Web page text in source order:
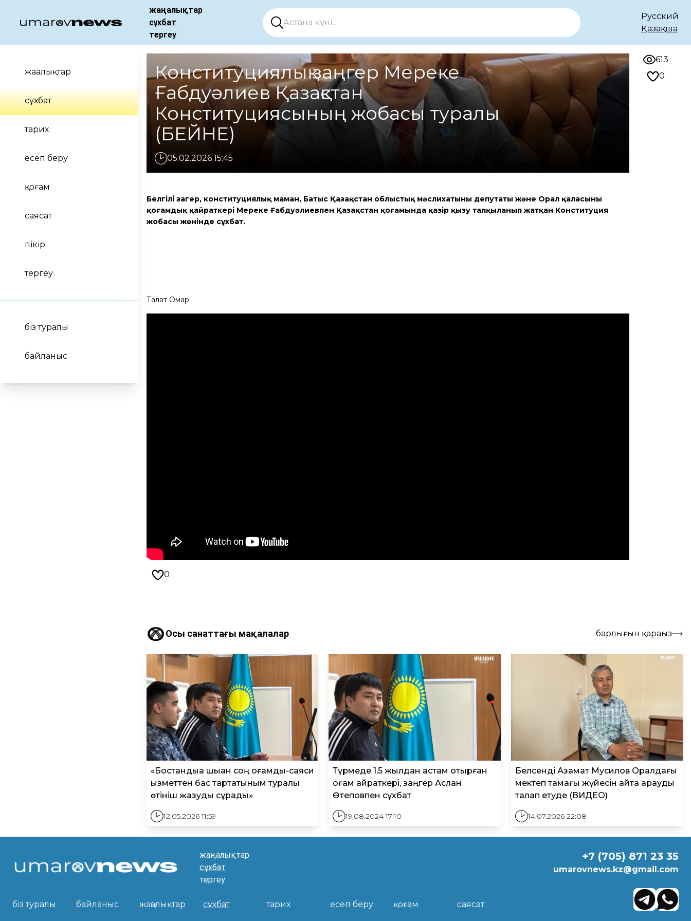
жаңалықтар
сұхбат
тергеу
Русский
Қазақша
жаңалықтар
сұхбат
тарих
есеп беру
қоғам
саясат
пікір
тергеу
біз туралы
байланыс
Конституциялық заңгер Мереке
Ғабдуәлиев Қазақстан
Конституциясының жобасы туралы
(БЕЙНЕ)
05.02.2026 15:45
Белгілі заңгер, конституциялық маман, Батыс Қазақстан облыстық мәслихатының депутаты және Орал қаласының
қоғамдық қайраткері Мереке Ғабдуәлиевпен Қазақстан қоғамында қазір қызу талқыланып жатқан Конституция
жобасы жөнінде сұхбат.
Талғат Омар
0
613
0
Осы санаттағы мақалалар барлығын қараңыз
«Бостандыққа шыққан соң қоғамдық-саяси
қызметтен бас тартатыным туралы
өтініш жазуды сұрады»
12.05.2026 11:59
Түрмеде 1,5 жылдан астам отырған
қоғам қайраткері, заңгер Аслан
Өтеповпен сұхбат
19.08.2024 17:10
Белсенді Азамат Мусилов Оралдағы
мектеп тамағы жүйесін қайта қарауды
талап етуде (ВИДЕО)
14.07.2026 22:08
жаңалықтар
сұхбат
тергеу
біз туралы байланыс жаңалықтар сұхбат тарих есеп беру қоғам саясат
+7 (705) 871 23 35
umarovnews.kz@gmail.com